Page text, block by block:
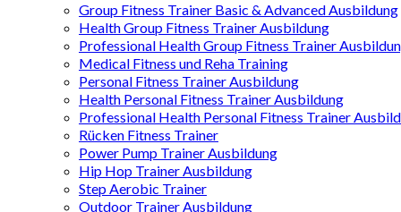
Group Fitness Trainer Basic & Advanced Ausbildung
Health Group Fitness Trainer Ausbildung
Professional Health Group Fitness Trainer
Medical Fitness und Reha Training
Personal Fitness Trainer Ausbildung
Health Personal Fitness Trainer Ausbildung
Professional Health Personal Fitness Trainer
Rücken Fitness Trainer
Power Pump Trainer Ausbildung
Hip Hop Trainer Ausbildung
Step Aerobic Trainer
Outdoor Trainer Ausbildung